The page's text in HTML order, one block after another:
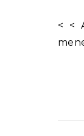
< < Apa Itu Pencarian Terbalik? Pencarian terbalik, atau reverse search, adalah metode untuk